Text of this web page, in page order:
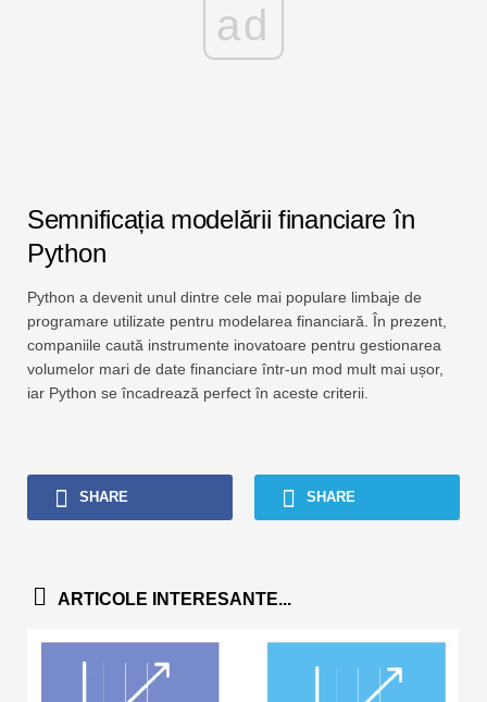
ad
Semnificația modelării financiare în
Python
Python a devenit unul dintre cele mai populare limbaje de
programare utilizate pentru modelarea financiară. În prezent,
companiile caută instrumente inovatoare pentru gestionarea
volumelor mari de date financiare într-un mod mult mai ușor,
iar Python se încadrează perfect în aceste criterii.
SHARE SHARE
ARTICOLE INTERESANTE...